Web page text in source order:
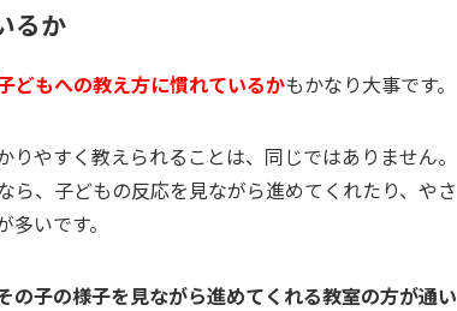
るか
どもへの教え方に慣れているかもかなり大事です。
やすく教えられることは、同じではありません。
ら、子どもの反応を見ながら進めてくれたり、やさ
いです。
の子の様子を見ながら進めてくれる教室の方が通い